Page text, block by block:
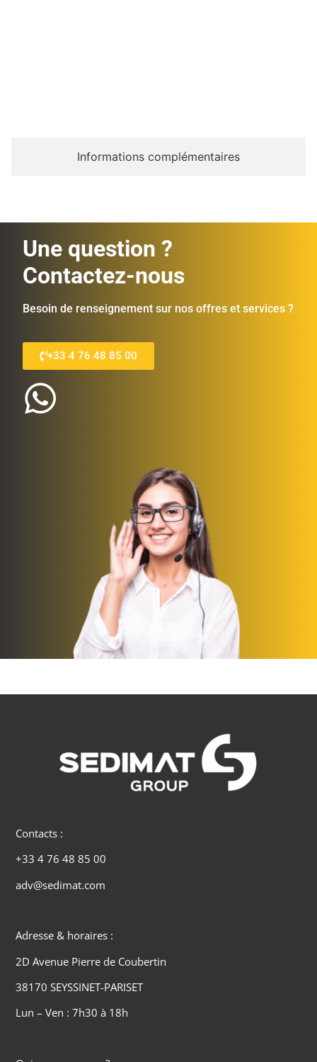
Informations complémentaires
Une question ?
Contactez-nous
Besoin de renseignement sur nos offres et services ?
+33 4 76 48 85 00
Contacts :
+33 4 76 48 85 00
adv@sedimat.com
Adresse & horaires :
2D Avenue Pierre de Coubertin
38170 SEYSSINET-PARISET
Lun – Ven : 7h30 à 18h